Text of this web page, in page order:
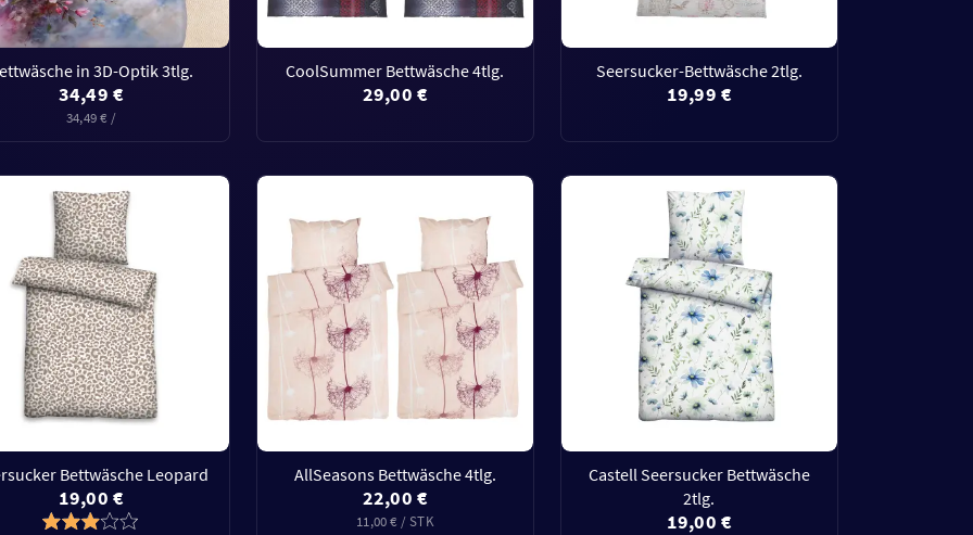
in 3D-Optik 3tlg.
34,49 €
34,49 € /
CoolSummer Bettwäsche 4tlg.
29,00 €
Seersucker-Bettwäsche 2tlg.
19,99 €
Bettwäsche Leopard
19,00 €
AllSeasons Bettwäsche 4tlg.
22,00 €
11,00 € / STK
Castell Seersucker Bettwäsche
2tlg.
19,00 €